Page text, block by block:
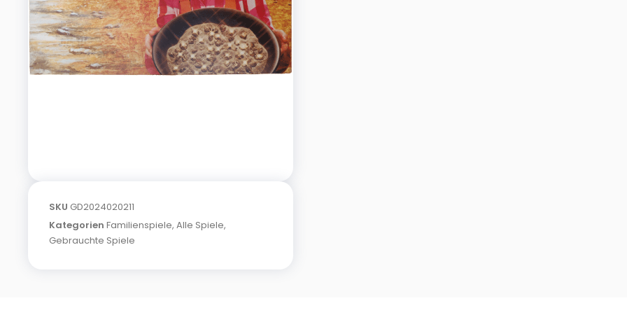
SKU GD2024020211
Kategorien Familienspiele, Alle Spiele,
Gebrauchte Spiele